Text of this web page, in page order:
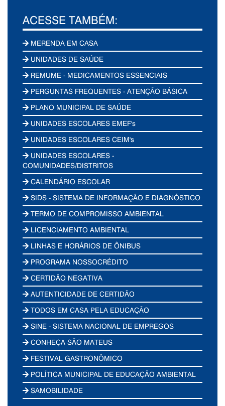
ACESSE TAMBÉM:
MERENDA EM CASA
UNIDADES DE SAÚDE
REMUME - MEDICAMENTOS ESSENCIAIS
PERGUNTAS FREQUENTES - ATENÇÃO BÁSICA
PLANO MUNICIPAL DE SAÚDE
UNIDADES ESCOLARES EMEF's
UNIDADES ESCOLARES CEIM's
UNIDADES ESCOLARES -
COMUNIDADES/DISTRITOS
CALENDÁRIO ESCOLAR
SIDS - SISTEMA DE INFORMAÇÃO E DIAGNÓSTICO
TERMO DE COMPROMISSO AMBIENTAL
LICENCIAMENTO AMBIENTAL
LINHAS E HORÁRIOS DE ÔNIBUS
PROGRAMA NOSSOCRÉDITO
CERTIDÃO NEGATIVA
AUTENTICIDADE DE CERTIDÃO
TODOS EM CASA PELA EDUCAÇÃO
SINE - SISTEMA NACIONAL DE EMPREGOS
CONHEÇA SÃO MATEUS
FESTIVAL GASTRONÔMICO
POLÍTICA MUNICIPAL DE EDUCAÇÃO AMBIENTAL
SAMOBILIDADE